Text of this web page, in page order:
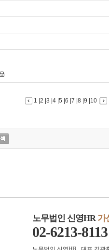
1 2 3 4 5 6 7 8 9 10
노무법인 신영HR 가
02-6213-8113